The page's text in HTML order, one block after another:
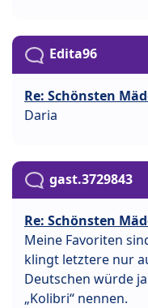
Edita96
Re: Schönsten
Daria
gast.3729843
Re: Schönsten
Meine Favoriten
klingt letztere nur
Deutschen würde
„Kolibri“ nennen.